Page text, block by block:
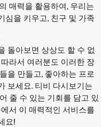
매력을 활용하여, 우리는
심을 키우고, 친구 및 가족
돌아보면 상상도 할 수 없
라서 여러분도 이러한 장
을 만들고, 좋아하는 프로
보세요. 티비 다시보기는
줄 수 있는 기회를 담고 있
서 이 매력적인 서비스를
요!